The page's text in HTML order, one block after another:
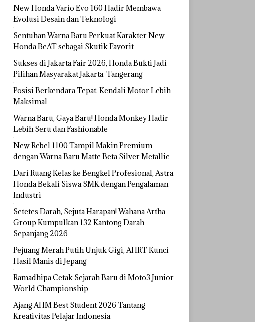
New Honda Vario Evo 160 Hadir Membawa
Evolusi Desain dan Teknologi
Sentuhan Warna Baru Perkuat Karakter New
Honda BeAT sebagai Skutik Favorit
Sukses di Jakarta Fair 2026, Honda Bukti Jadi
Pilihan Masyarakat Jakarta-Tangerang
Posisi Berkendara Tepat, Kendali Motor Lebih
Maksimal
Warna Baru, Gaya Baru! Honda Monkey Hadir
Lebih Seru dan Fashionable
New Rebel 1100 Tampil Makin Premium
dengan Warna Baru Matte Beta Silver Metallic
Dari Ruang Kelas ke Bengkel Profesional, Astra
Honda Bekali Siswa SMK dengan Pengalaman
Industri
Setetes Darah, Sejuta Harapan! Wahana Artha
Group Kumpulkan 132 Kantong Darah
Sepanjang 2026
Pejuang Merah Putih Unjuk Gigi, AHRT Kunci
Hasil Manis di Jepang
Ramadhipa Cetak Sejarah Baru di Moto3 Junior
World Championship
Ajang AHM Best Student 2026 Tantang
Kreativitas Pelajar Indonesia